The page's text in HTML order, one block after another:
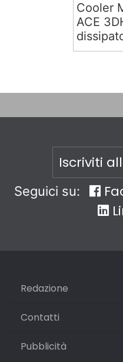
Cooler
ACE
Iscriviti
Seguici su:
Redazione
Contatti
Pubblicità